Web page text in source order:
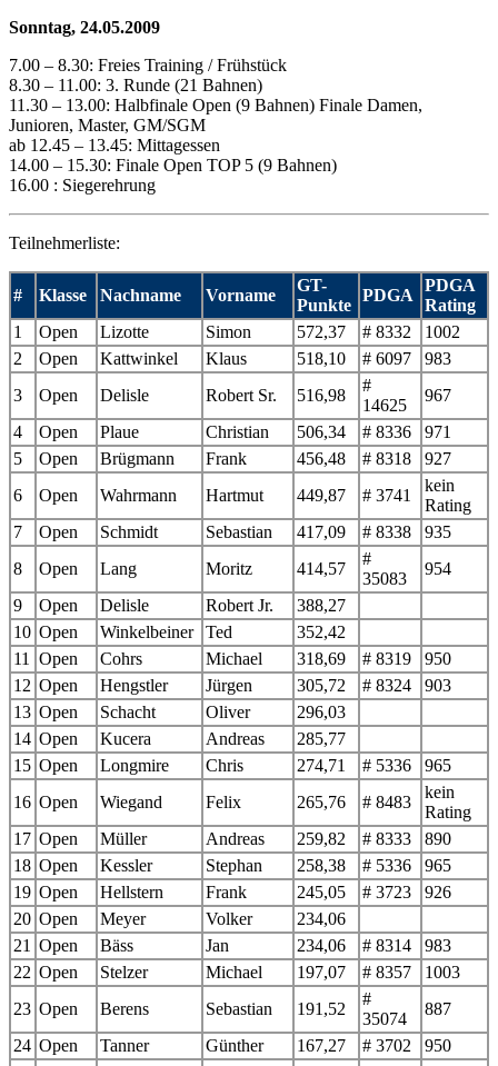
Sonntag, 24.05.2009
7.00 – 8.30: Freies Training / Frühstück
8.30 – 11.00: 3. Runde (21 Bahnen)
11.30 – 13.00: Halbfinale Open (9 Bahnen) Finale Damen,
Junioren, Master, GM/SGM
ab 12.45 – 13.45: Mittagessen
14.00 – 15.30: Finale Open TOP 5 (9 Bahnen)
16.00 : Siegerehrung
Teilnehmerliste:
# Klasse Nachname Vorname
GT-
Punkte
PDGA
PDGA
Rating
1
Open Lizotte Simon 572,37 # 8332
1002
2
Open Kattwinkel Klaus 518,10 # 6097
983
3
Open Delisle Robert Sr. 516,98
#
14625
967
4
Open Plaue Christian 506,34 # 8336
971
5
Open Brügmann Frank 456,48 # 8318
927
6
Open Wahrmann Hartmut 449,87 # 3741
kein
Rating
7
Open Schmidt Sebastian 417,09 # 8338
935
8
Open Lang Moritz 414,57
#
35083
954
9
Open Delisle Robert Jr.
388,27
10 Open Winkelbeiner Ted
352,42
11
Open Cohrs Michael 318,69 # 8319
950
12 Open Hengstler Jürgen 305,72 # 8324
903
13 Open Schacht Oliver
296,03
14 Open Kucera Andreas
285,77
15 Open Longmire Chris 274,71 # 5336
965
16 Open Wiegand Felix 265,76 # 8483
kein
Rating
17 Open Müller Andreas 259,82 # 8333
890
18 Open Kessler Stephan 258,38 # 5336
965
19 Open Hellstern Frank 245,05 # 3723
926
20 Open Meyer Volker
234,06
21 Open Bäss Jan 234,06 # 8314
983
22 Open Stelzer Michael 197,07 # 8357
1003
23 Open Berens Sebastian 191,52
#
35074
887
24 Open Tanner Günther 167,27 # 3702
950